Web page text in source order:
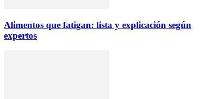
Alimentos que fatigan: lista y explicación según
expertos